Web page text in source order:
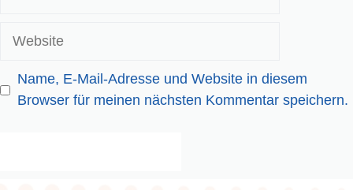
Website
Name, E-Mail-Adresse und Website in diesem
Browser für meinen nächsten Kommentar speichern.